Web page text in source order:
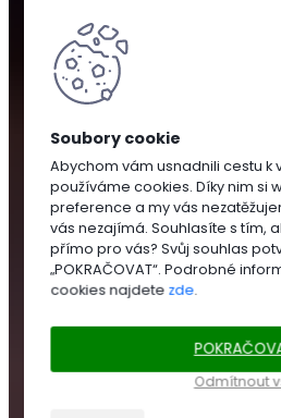
Abychom vám usnadnili cestu k
používáme cookies. Díky nim si
preference a my vás
vás nezajímá. Souhlasíte s tím,
přímo pro vás? Svůj souhlas
„POKRAČOVAT“. Podrobné
cookies najdete zde.
Odmítnout
SUBSTRÁTY
MULČOVÁNÍ
SUBSTRÁTY